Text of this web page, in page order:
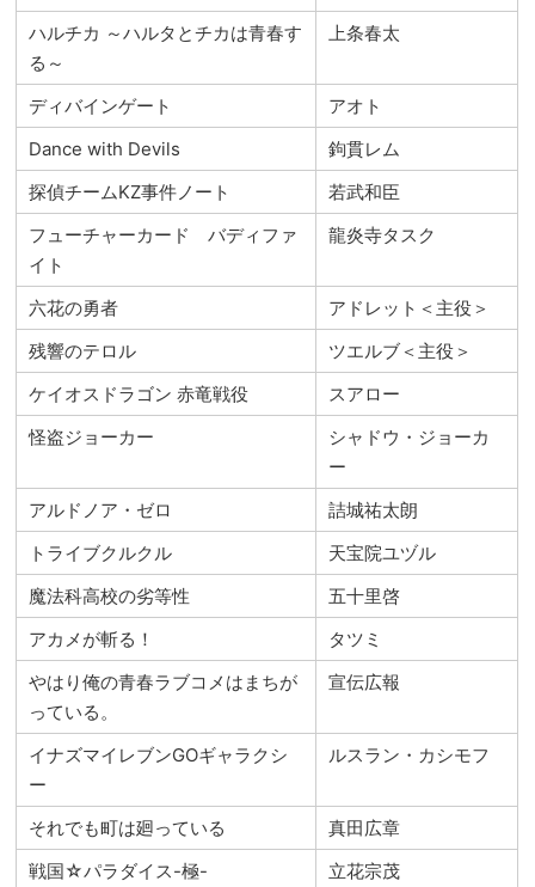
ハルチカ ～ハルタとチカは青春す
る～
上条春太
ディバインゲート
アオト
Dance with Devils
鉤貫レム
探偵チームKZ事件ノート
若武和臣
フューチャーカード バディファ
イト
龍炎寺タスク
六花の勇者
アドレット＜主役＞
残響のテロル
ツエルブ＜主役＞
ケイオスドラゴン 赤竜戦役
スアロー
怪盗ジョーカー
シャドウ・ジョーカ
ー
アルドノア・ゼロ
詰城祐太朗
トライブクルクル
天宝院ユヅル
魔法科高校の劣等性
五十里啓
アカメが斬る！
タツミ
やはり俺の青春ラブコメはまちが
っている。
宣伝広報
イナズマイレブンGOギャラクシ
ー
ルスラン・カシモフ
それでも町は廻っている
真田広章
戦国☆パラダイス-極-
立花宗茂